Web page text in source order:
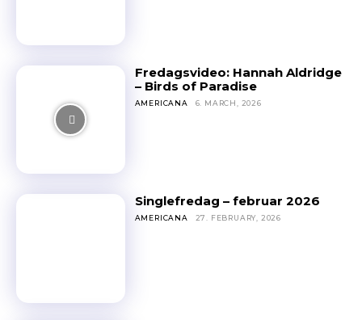
Fredagsvideo: Hannah Aldridge
– Birds of Paradise
AMERICANA 6. MARCH, 2026
Singlefredag – februar 2026
AMERICANA 27. FEBRUARY, 2026